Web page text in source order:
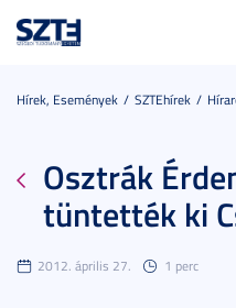
Hírek, Események SZTEhírek
Osztrák
tüntették ki
2012. április 27. 1 perc